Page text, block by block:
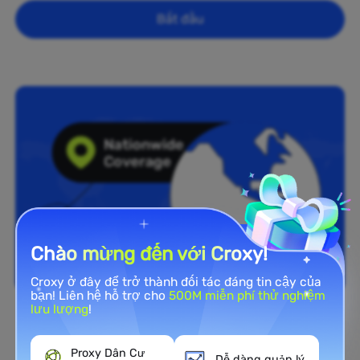
Bắt đầu
Chào mừng đến với Croxy!
Croxy ở đây để trở thành đối tác đáng tin cậy của
bạn! Liên hệ hỗ trợ cho500M miễn phí thử nghiệm
lưu lượng!
Proxy Dân Cư